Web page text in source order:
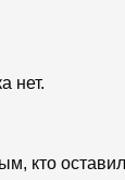
нет.
кто